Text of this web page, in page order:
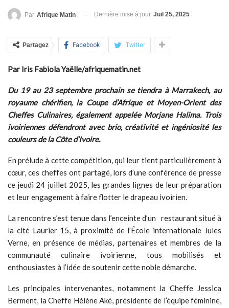
Par Afrique Matin Dernière mise à jour Juil 25, 2025
Partagez Facebook Twitter
Par Iris Fabiola Yaëlle/afriquematin.net
Du 19 au 23 septembre prochain se tiendra à Marrakech, au
royaume chérifien, la Coupe d’Afrique et Moyen-Orient des
Cheffes Culinaires, également appelée Morjane Halima. Trois
ivoiriennes défendront avec brio, créativité et ingéniosité les
couleurs de la Côte d’Ivoire.
En prélude à cette compétition, qui leur tient particulièrement à
cœur, ces cheffes ont partagé, lors d’une conférence de presse
ce jeudi 24 juillet 2025, les grandes lignes de leur préparation
et leur engagement à faire flotter le drapeau ivoirien.
La rencontre s’est tenue dans l’enceinte d’un restaurant situé à
la cité Laurier 15, à proximité de l’École internationale Jules
Verne, en présence de médias, partenaires et membres de la
communauté culinaire ivoirienne, tous mobilisés et
enthousiastes à l’idée de soutenir cette noble démarche.
Les principales intervenantes, notamment la Cheffe Jessica
Berment, la Cheffe Hélène Aké, présidente de l’équipe féminine,